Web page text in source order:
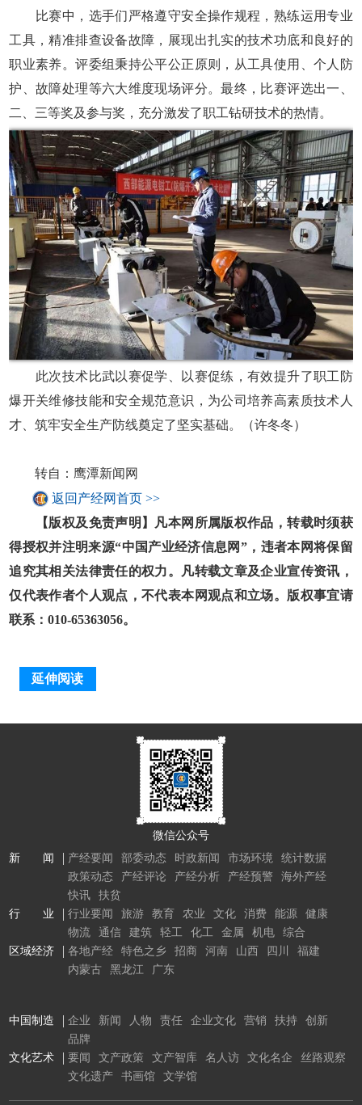
比赛中，选手们严格遵守安全操作规程，熟练运用专业
工具，精准排查设备故障，展现出扎实的技术功底和良好的
职业素养。评委组秉持公平公正原则，从工具使用、个人防
护、故障处理等六大维度现场评分。最终，比赛评选出一、
二、三等奖及参与奖，充分激发了职工钻研技术的热情。
此次技术比武以赛促学、以赛促练，有效提升了职工防
爆开关维修技能和安全规范意识，为公司培养高素质技术人
才、筑牢安全生产防线奠定了坚实基础。（许冬冬）
转自：鹰潭新闻网
返回产经网首页 >>
【版权及免责声明】凡本网所属版权作品，转载时须获
得授权并注明来源“中国产业经济信息网”，违者本网将保留
追究其相关法律责任的权力。凡转载文章及企业宣传资讯，
仅代表作者个人观点，不代表本网观点和立场。版权事宜请
联系：010-65363056。
延伸阅读
微信公众号
新 闻
产经要闻 部委动态 时政新闻 市场环境
统计数据
政策动态
产经评论 产经分析 产经预警
海外产经
快讯
扶贫
行 业
行业要闻 旅游 教育 农业 文化 消费 能源
健康
物流
通信 建筑 轻工 化工 金属 机电
综合
区域经济
各地产经 特色之乡 招商 河南 山西 四川
福建
内蒙古
黑龙江 广东
中国制造 企业 新闻 人物 责任 企业文化 营销 扶持
创新
品牌
文化艺术
要闻 文产政策 文产智库 名人访 文化名企
丝路观察
文化遗产
书画馆 文学馆